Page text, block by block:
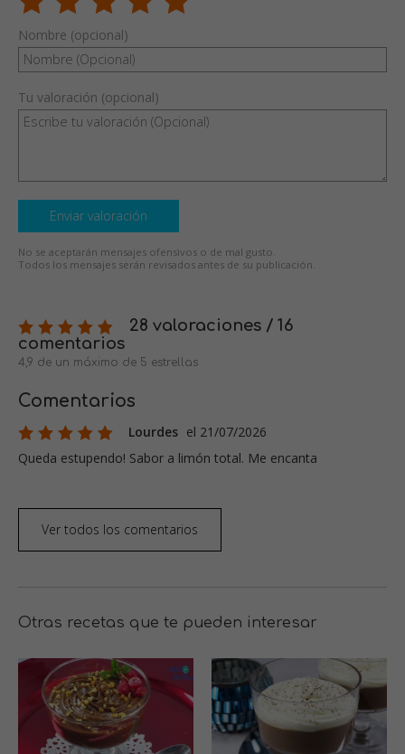
Nombre (opcional)
Tu valoración (opcional)
Enviar valoración
No se aceptarán mensajes ofensivos o de mal gusto.
Todos los mensajes serán revisados antes de su publicación.
28 valoraciones / 16
comentarios
4,9 de un máximo de 5 estrellas
Comentarios
Lourdes el 21/07/2026
Queda estupendo! Sabor a limón total. Me encanta
Ver todos los comentarios
Otras recetas que te pueden interesar